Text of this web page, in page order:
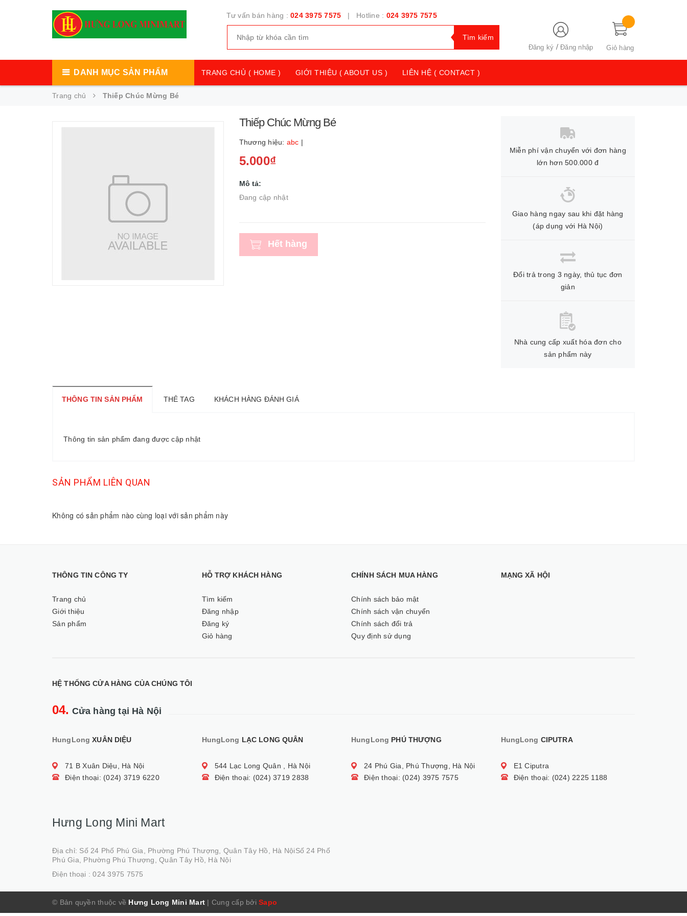
Tư vấn bán hàng : 024 3975 7575 | Hotline : 024 3975 7575
Tìm kiếm
Đăng ký /Đăng nhập Giỏ hàng
DANH MỤC SẢN PHẨM TRANG CHỦ ( HOME ) GIỚI THIỆU ( ABOUT US ) LIÊN HỆ ( CONTACT )
Trang chủ Thiếp Chúc Mừng Bé
Thiếp Chúc Mừng Bé
Thương hiệu: abc |
5.000₫
Mô tả:
Đang cập nhật
Hết hàng
Miễn phí vận chuyển với đơn hàng
lớn hơn 500.000 đ
Giao hàng ngay sau khi đặt hàng
(áp dụng với Hà Nội)
Đổi trả trong 3 ngày, thủ tục đơn
giản
Nhà cung cấp xuất hóa đơn cho
sản phẩm này
THÔNG TIN SẢN PHẨM THẺ TAG KHÁCH HÀNG ĐÁNH GIÁ
Thông tin sản phẩm đang được cập nhật
SẢN PHẨM LIÊN QUAN
Không có sản phẩm nào cùng loại với sản phẩm này
THÔNG TIN CÔNG TY
Trang chủ
Giới thiệu
Sản phẩm
HỖ TRỢ KHÁCH HÀNG
Tìm kiếm
Đăng nhập
Đăng ký
Giỏ hàng
CHÍNH SÁCH MUA HÀNG
Chính sách bảo mật
Chính sách vận chuyển
Chính sách đổi trả
Quy định sử dụng
MẠNG XÃ HỘI
HỆ THỐNG CỬA HÀNG CỦA CHÚNG TÔI
04. Cửa hàng tại Hà Nội
HungLong XUÂN DIỆU
71 B Xuân Diệu, Hà Nội
Điện thoại: (024) 3719 6220
HungLong LẠC LONG QUÂN
544 Lạc Long Quân , Hà Nội
Điện thoại: (024) 3719 2838
HungLong PHÚ THƯỢNG
24 Phú Gia, Phú Thượng, Hà Nội
Điện thoại: (024) 3975 7575
HungLong CIPUTRA
E1 Ciputra
Điện thoại: (024) 2225 1188
Hưng Long Mini Mart
Địa chỉ: Số 24 Phố Phú Gia, Phường Phú Thượng, Quân Tây Hồ, Hà NộiSố 24 Phố
Phú Gia, Phường Phú Thượng, Quân Tây Hồ, Hà Nội
Điện thoại :024 3975 7575
© Bản quyền thuộc về Hưng Long Mini Mart | Cung cấp bởi Sapo